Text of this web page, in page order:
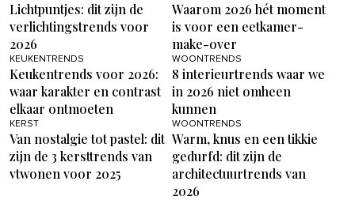
Lichtpuntjes: dit zijn de
verlichtingstrends voor
2026
Waarom 2026 hét moment
is voor een eetkamer-
make-over
KEUKENTRENDS
Keukentrends voor 2026:
waar karakter en contrast
elkaar ontmoeten
WOONTRENDS
8 interieurtrends waar we
in 2026 niet omheen
kunnen
KERST
Van nostalgie tot pastel: dit
zijn de 3 kersttrends van
vtwonen voor 2025
WOONTRENDS
Warm, knus en een tikkie
gedurfd: dit zijn de
architectuurtrends van
2026